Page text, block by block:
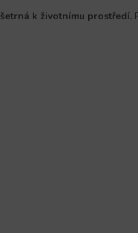
šetrná k životnímu prostředí.